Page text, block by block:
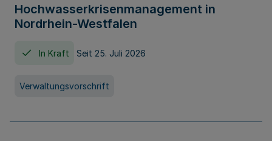
Hochwasserkrisenmanagement in
Nordrhein-Westfalen
In Kraft Seit 25. Juli 2026
Verwaltungsvorschrift